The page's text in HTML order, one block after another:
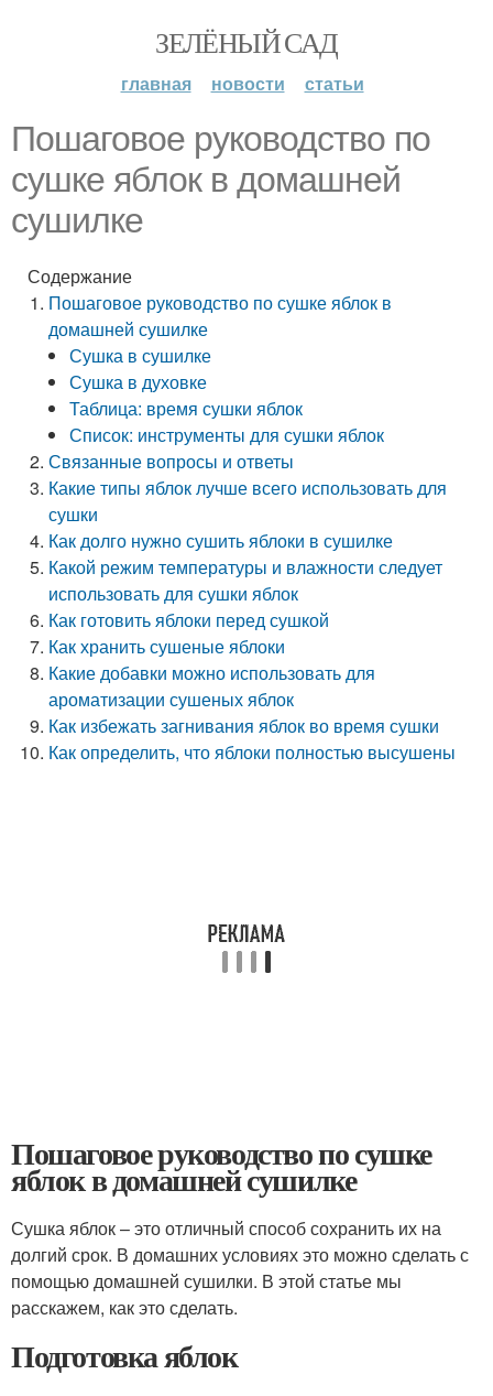
ЗЕЛЁНЫЙ САД
главная новости статьи
Пошаговое руководство по
сушке яблок в домашней
сушилке
Содержание
Пошаговое руководство по сушке яблок в
домашней сушилке
Сушка в сушилке
Сушка в духовке
Таблица: время сушки яблок
Список: инструменты для сушки яблок
Связанные вопросы и ответы
Какие типы яблок лучше всего использовать для
сушки
Как долго нужно сушить яблоки в сушилке
Какой режим температуры и влажности следует
использовать для сушки яблок
Как готовить яблоки перед сушкой
Как хранить сушеные яблоки
Какие добавки можно использовать для
ароматизации сушеных яблок
Как избежать загнивания яблок во время сушки
Как определить, что яблоки полностью высушены
Пошаговое руководство по сушке
яблок в домашней сушилке
Сушка яблок – это отличный способ сохранить их на
долгий срок. В домашних условиях это можно сделать с
помощью домашней сушилки. В этой статье мы
расскажем, как это сделать.
Подготовка яблок